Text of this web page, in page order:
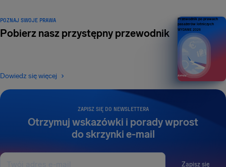
ZAPISZ SIĘ DO NEWSLETTERA
Otrzymuj wskazówki i porady wprost
do skrzynki e-mail
Zapisz się
POZNAJ SWOJE PRAWA
Pobierz nasz przystępny przewodnik
Dowiedz się więcej
Przewodnik po prawach
pasażerów lotniczych
WYDANIE 2026